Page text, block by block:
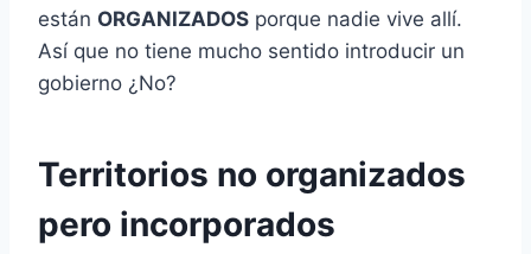
están ORGANIZADOS porque nadie vive allí.
Así que no tiene mucho sentido introducir un
gobierno ¿No?
Territorios no organizados
pero incorporados